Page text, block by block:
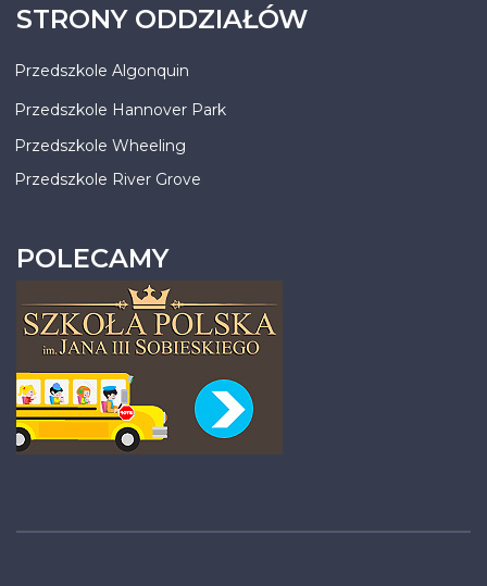
STRONY ODDZIAŁÓW
Przedszkole Algonquin
Przedszkole Hannover Park
Przedszkole Wheeling
Przedszkole River Grove
POLECAMY